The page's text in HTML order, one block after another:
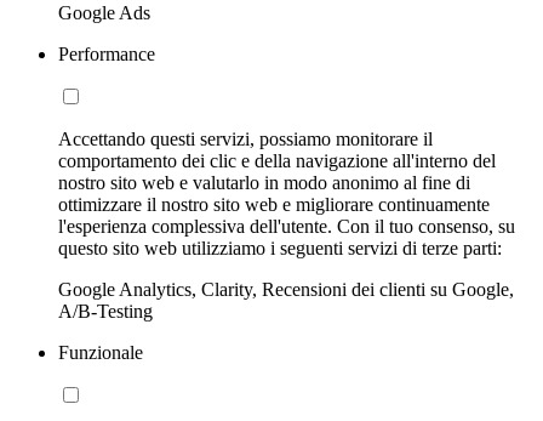
Google Ads
Performance
Accettando questi servizi, possiamo monitorare il
comportamento dei clic e della navigazione all'interno del
nostro sito web e valutarlo in modo anonimo al fine di
ottimizzare il nostro sito web e migliorare continuamente
l'esperienza complessiva dell'utente. Con il tuo consenso, su
questo sito web utilizziamo i seguenti servizi di terze parti:
Google Analytics, Clarity, Recensioni dei clienti su Google,
A/B-Testing
Funzionale